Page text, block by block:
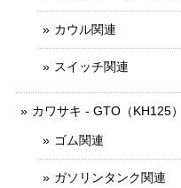
カウル関連
スイッチ関連
カワサキ - GTO（KH125）
ゴム関連
ガソリンタンク関連